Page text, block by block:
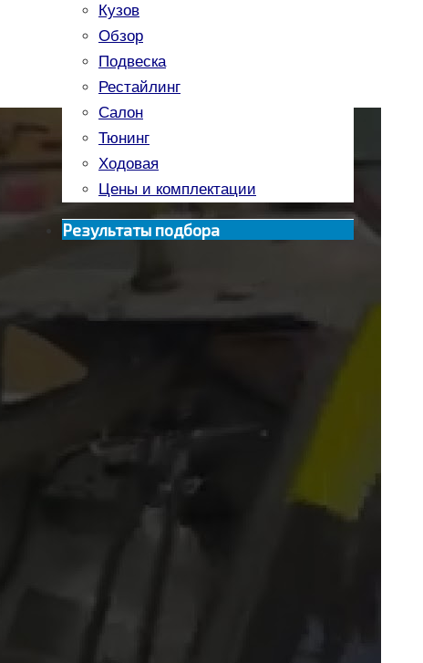
Кузов
Обзор
Подвеска
Рестайлинг
Салон
Тюнинг
Ходовая
Цены и комплектации
Результаты подбора